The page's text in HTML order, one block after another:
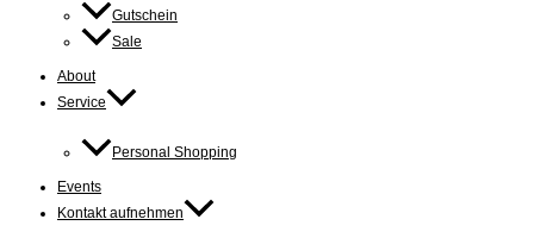
Gutschein
Sale
About
Service
Personal Shopping
Events
Kontakt aufnehmen